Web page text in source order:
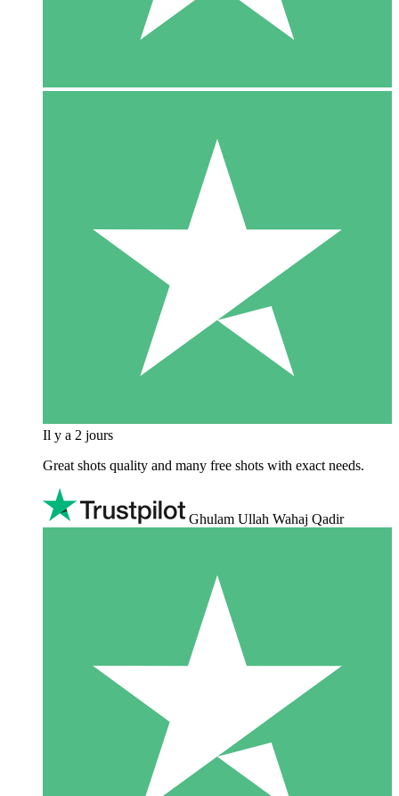
Il y a 2 jours
Great shots quality and many free shots with exact needs.
Ghulam Ullah Wahaj Qadir